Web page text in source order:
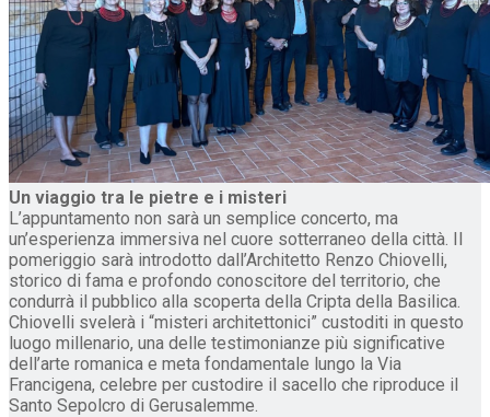
Un viaggio tra le pietre e i misteri
L’appuntamento non sarà un semplice concerto, ma
un’esperienza immersiva nel cuore sotterraneo della città. Il
pomeriggio sarà introdotto dall’Architetto Renzo Chiovelli,
storico di fama e profondo conoscitore del territorio, che
condurrà il pubblico alla scoperta della Cripta della Basilica.
Chiovelli svelerà i “misteri architettonici” custoditi in questo
luogo millenario, una delle testimonianze più significative
dell’arte romanica e meta fondamentale lungo la Via
Francigena, celebre per custodire il sacello che riproduce il
Santo Sepolcro di Gerusalemme.